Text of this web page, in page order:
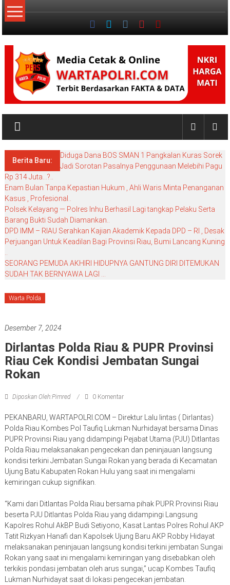
Lompat
ke
NKRI
BlogBerita Baru:
Diduga Dana BOS SMAN 1 Pangkalan Kuras Sorek
Jadi Sorotan Pasalnya Penggunaan Melebihi Pagu
Rp 314 Juta…?..
Enam Bulan Tanpa Kepastian Hukum , Ahli Waris Minta Penanganan
Kasus , Profesional..
Polsek Kelayang — Polres Inhu Berhasil Lagi tangkap Pelaku Serta
Barang Bukti Sudah Diamankan..
DPD IMM – RIAU Serahkan Kajian Akademik Kepada DPD – RI , Desak
Perjuangan Untuk Keadilan Bagi Provinsi Riau, Bumi Lancang Kuning
SEORANG PEMUDA AKHIRI HIDUPNYA GANTUNG DIRI DITEMUKAN
SUDAH TAK BERNYAWA LAGI …
Warta Polda
Desember 7, 2024
Dirlantas Polda Riau & PUPR Provinsi
Riau Cek Kondisi Jembatan Sungai
Rokan
Diposkan Oleh:Pimred 0 Komentar
PEKANBARU, WARTAPOLRI.COM – Direktur Lalu lintas ( Dirlantas)
Polda Riau Kombes Pol Taufiq Lukman Nurhidayat bersama Dinas
PUPR Provinsi Riau yang didampingi Pejabat Utama (PJU) Ditlantas
Polda Riau melaksanakan pengecekan dan peninjauan langsung
kondisi terkini Jembatan Sungai Rokan yang berada di Kecamatan
Ujung Batu Kabupaten Rokan Hulu yang saat ini mengalami
kemiringan cukup signifikan.
“Kami dari Ditlantas Polda Riau bersama pihak PUPR Provinsi Riau
beserta PJU Ditlantas Polda Riau yang didampingi Langsung
Kapolres Rohul AkBP Budi Setiyono, Kasat Lantas Polres Rohul AKP
Tatit Rizkyan Hanafi dan Kapolsek Ujung Baru AKP Robby Hidayat
melaksanakan peninjauan langsung kondisi terkini jembatan Sungai
Rokan yang saat ini mengalami kemiringan yang disebabkan oleh
terkikis pondasi jembatan oleh arus sungai,” ucap Kombes Taufiq
Lukman Nurhidayat saat di lokasi pengecekan jembatan.